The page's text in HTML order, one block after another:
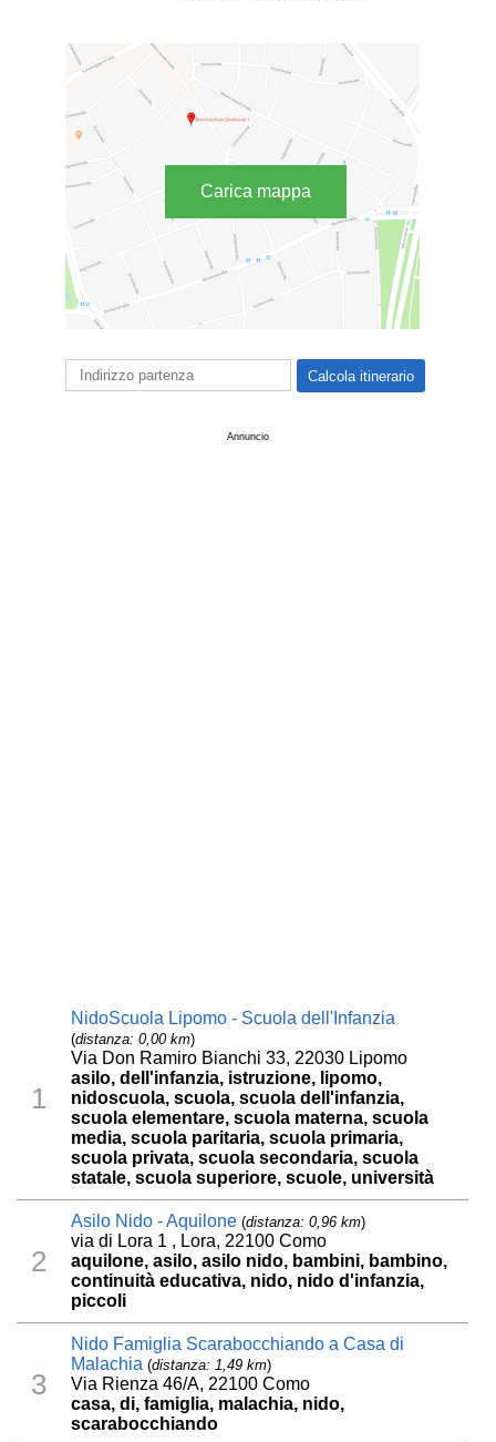
Carica mappa
Annuncio
1
NidoScuola Lipomo - Scuola dell'Infanzia
(distanza: 0,00 km)
Via Don Ramiro Bianchi 33, 22030 Lipomo
asilo, dell'infanzia, istruzione, lipomo,
nidoscuola, scuola, scuola dell'infanzia,
scuola elementare, scuola materna, scuola
media, scuola paritaria, scuola primaria,
scuola privata, scuola secondaria, scuola
statale, scuola superiore, scuole, università
2
Asilo Nido - Aquilone (distanza: 0,96 km)
via di Lora 1 , Lora, 22100 Como
aquilone, asilo, asilo nido, bambini, bambino,
continuità educativa, nido, nido d'infanzia,
piccoli
3
Nido Famiglia Scarabocchiando a Casa di
Malachia (distanza: 1,49 km)
Via Rienza 46/A, 22100 Como
casa, di, famiglia, malachia, nido,
scarabocchiando